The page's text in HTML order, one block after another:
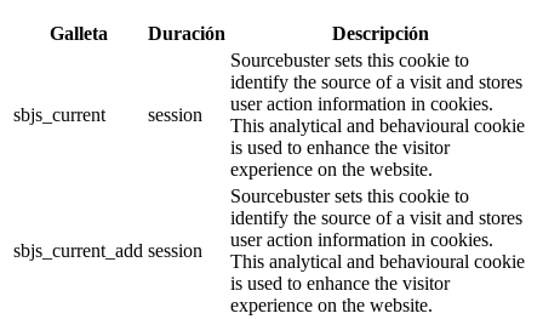
Galleta Duración Descripción
sbjs_current session
Sourcebuster sets this cookie to
identify the source of a visit and stores
user action information in cookies.
This analytical and behavioural cookie
is used to enhance the visitor
experience on the website.
sbjs_current_add session
Sourcebuster sets this cookie to
identify the source of a visit and stores
user action information in cookies.
This analytical and behavioural cookie
is used to enhance the visitor
experience on the website.